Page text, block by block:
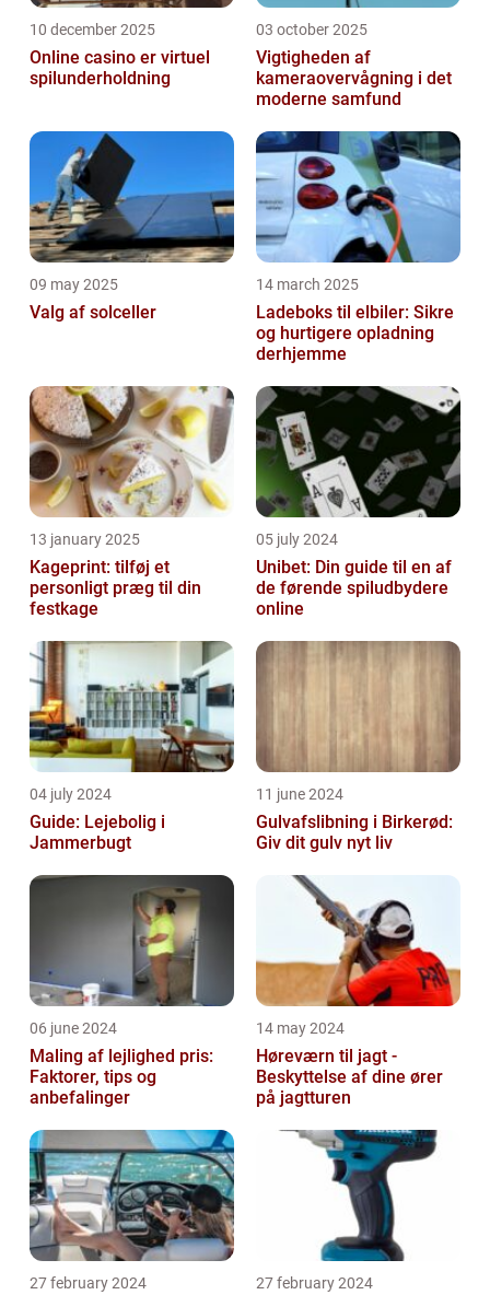
10 december 2025
Online casino er virtuel
spilunderholdning
03 october 2025
Vigtigheden af
kameraovervågning i det
moderne samfund
09 may 2025
Valg af solceller
14 march 2025
Ladeboks til elbiler: Sikre
og hurtigere opladning
derhjemme
13 january 2025
Kageprint: tilføj et
personligt præg til din
festkage
05 july 2024
Unibet: Din guide til en af
de førende spiludbydere
online
04 july 2024
Guide: Lejebolig i
Jammerbugt
11 june 2024
Gulvafslibning i Birkerød:
Giv dit gulv nyt liv
06 june 2024
Maling af lejlighed pris:
Faktorer, tips og
anbefalinger
14 may 2024
Høreværn til jagt -
Beskyttelse af dine ører
på jagtturen
27 february 2024 27 february 2024